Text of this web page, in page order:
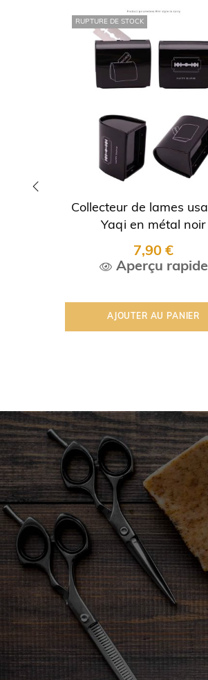
RUPTURE DE STOCK
Collecteur de lames
Yaqi en métal noir
7,90 €
Aperçu rapide
AJOUTER AU PANIER